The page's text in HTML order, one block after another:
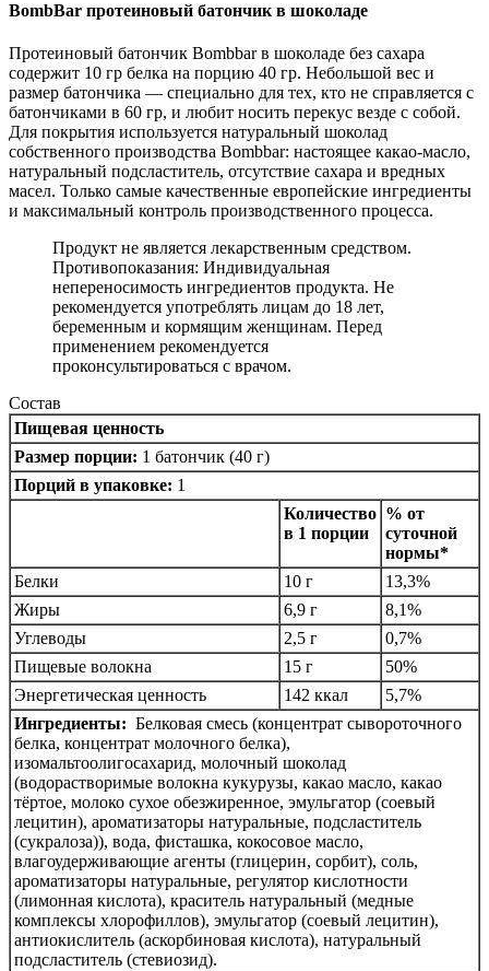
BombBar протеиновый батончик в шоколаде
Протеиновый батончик Bombbar в шоколаде без сахара
содержит 10 гр белка на порцию 40 гр. Небольшой вес и
размер батончика — специально для тех, кто не справляется с
батончиками в 60 гр, и любит носить перекус везде с собой.
Для покрытия используется натуральный шоколад
собственного производства Bombbar: настоящее какао-масло,
натуральный подсластитель, отсутствие сахара и вредных
масел. Только самые качественные европейские ингредиенты
и максимальный контроль производственного процесса.
Продукт не является лекарственным средством.
Противопоказания: Индивидуальная
непереносимость ингредиентов продукта. Не
рекомендуется употреблять лицам до 18 лет,
беременным и кормящим женщинам. Перед
применением рекомендуется
проконсультироваться с врачом.
Состав
Пищевая ценность
Размер порции: 1 батончик (40 г)
Порций в упаковке: 1
Количество
в 1 порции
% от
суточной
нормы*
Белки
10 г
13,3%
Жиры
6,9 г
8,1%
Углеводы
2,5 г
0,7%
Пищевые волокна
15 г
50%
Энергетическая ценность
142 ккал
5,7%
Ингредиенты: Белковая смесь (концентрат сывороточного
белка, концентрат молочного белка),
изомальтоолигосахарид, молочный шоколад
(водорастворимые волокна кукурузы, какао масло, какао
тёртое, молоко сухое обезжиренное, эмульгатор (соевый
лецитин), ароматизаторы натуральные, подсластитель
(сукралоза)), вода, фисташка, кокосовое масло,
влагоудерживающие агенты (глицерин, сорбит), соль,
ароматизаторы натуральные, регулятор кислотности
(лимонная кислота), краситель натуральный (медные
комплексы хлорофиллов), эмульгатор (соевый лецитин),
антиокислитель (аскорбиновая кислота), натуральный
подсластитель (стевиозид).